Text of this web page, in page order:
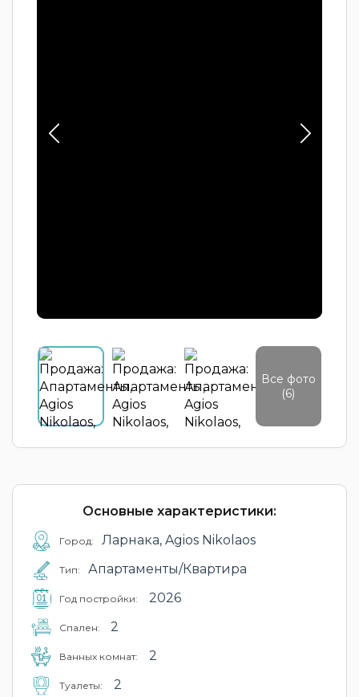
Все фото
(6)
Основные характеристики:
Город: Ларнака, Agios Nikolaos
Тип: Апартаменты/Квартира
Год постройки: 2026
Cпален: 2
Ванных комнат: 2
Туалеты: 2